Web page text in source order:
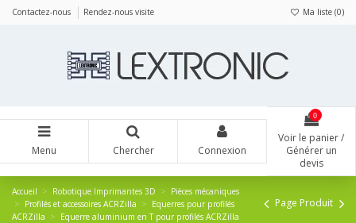
Contactez-nous Rendez-nous visite Ma liste (0)
Menu Chercher Connexion
0
Voir le panier /
Générer un
devis
Accueil Robotique Imprimantes 3D
Pièces mécaniques
Profilés et accessoires ACRZilla
Equerres pour profilés
ACRZilla
Equerre aluminium en T pour profilés ACRZilla
Page Produit
Panneau de gestion des cookies